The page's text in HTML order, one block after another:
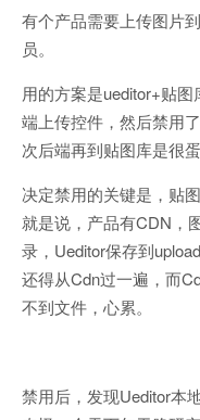
有个产品需要上传图片
员。
用的方案是ueditor+贴
端上传控件，然后禁用
次后端再到贴图库是很蛋
决定禁用的关键是，贴
就是说，产品有CDN，
录，Ueditor保存到
还得从Cdn过一遍，而
不到文件，心累。
禁用后，发现Ueditor本